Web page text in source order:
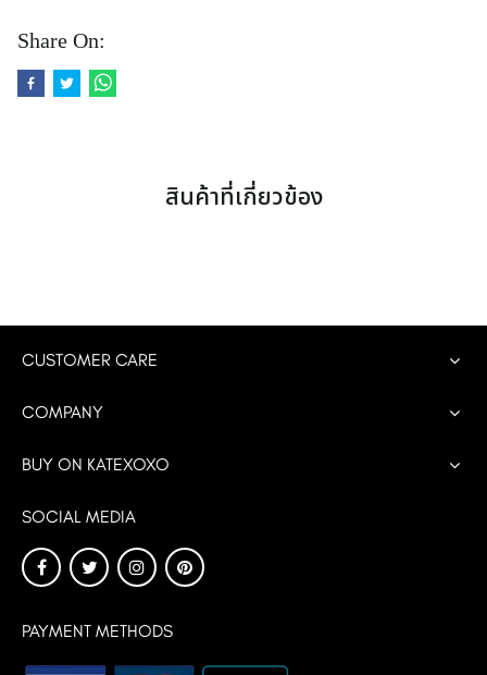
Share On:
สินค้าที่เกี่ยวข้อง
CUSTOMER CARE
COMPANY
BUY ON KATEXOXO
SOCIAL MEDIA
PAYMENT METHODS